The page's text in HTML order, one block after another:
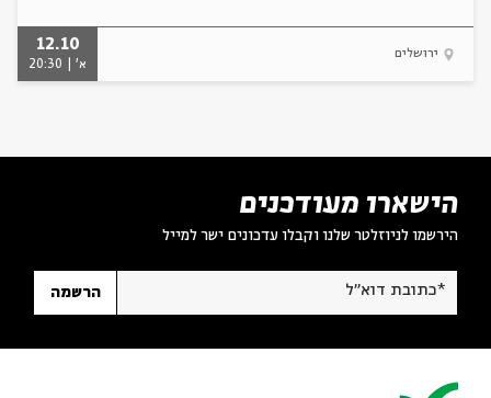
ירושלים
12.10
א' | 20:30
הישארו מעודכנים
הירשמו לניוזלטר שלנו וקבלו עדכונים ישר למייל
*כתובת דוא"ל הרשמה